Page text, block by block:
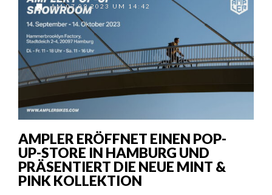
AM 07.09.2023 UM 14:42
AMPLER ERÖFFNET EINEN POP-
UP-STORE IN HAMBURG UND
PRÄSENTIERT DIE NEUE MINT &
PINK KOLLEKTION